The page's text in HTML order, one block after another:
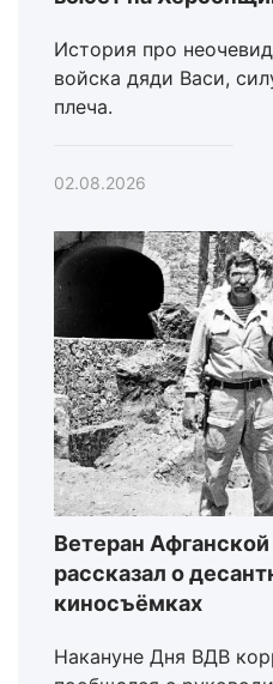
История про
войска дяди Васи,
плеча.
02.08.2026
Ветеран
рассказал о
киносъёмках
Накануне Дня ВДВ